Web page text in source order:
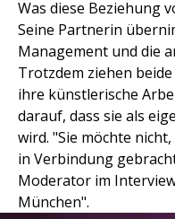
Was diese Beziehung
Seine Partnerin
Management und die
Trotzdem ziehen
ihre künstlerische
darauf, dass sie als
wird. "Sie möchte
in Verbindung
Moderator im
München".